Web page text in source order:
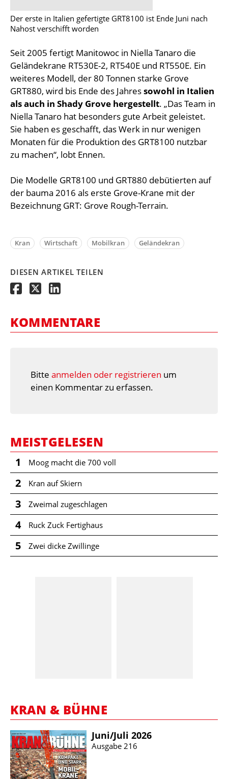
Der erste in Italien gefertigte GRT8100 ist Ende Juni nach
Nahost verschifft worden
Seit 2005 fertigt Manitowoc in Niella Tanaro die
Geländekrane RT530E-2, RT540E und RT550E. Ein
weiteres Modell, der 80 Tonnen starke Grove
GRT880, wird bis Ende des Jahressowohl in Italien
als auch in Shady Grove hergestellt. „Das Team in
Niella Tanaro hat besonders gute Arbeit geleistet.
Sie haben es geschafft, das Werk in nur wenigen
Monaten für die Produktion des GRT8100 nutzbar
zu machen“, lobt Ennen.
Die Modelle GRT8100 und GRT880 debütierten auf
der bauma 2016 als erste Grove-Krane mit der
Bezeichnung GRT: Grove Rough-Terrain.
Kran Wirtschaft Mobilkran Geländekran
DIESEN ARTIKEL TEILEN
KOMMENTARE
Bitte anmelden oder registrieren um
einen Kommentar zu erfassen.
MEISTGELESEN
1 Moog macht die 700 voll
2 Kran auf Skiern
3 Zweimal zugeschlagen
4 Ruck Zuck Fertighaus
5 Zwei dicke Zwillinge
KRAN & BÜHNE
Juni/​Juli 2026
Ausgabe 216